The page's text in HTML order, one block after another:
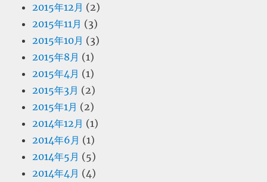
2015年12月 (2)
2015年11月 (3)
2015年10月 (3)
2015年8月 (1)
2015年4月 (1)
2015年3月 (2)
2015年1月 (2)
2014年12月 (1)
2014年6月 (1)
2014年5月 (5)
2014年4月 (4)